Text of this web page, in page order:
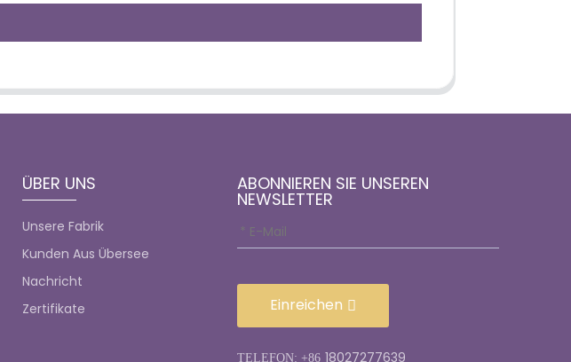
ÜBER UNS
Unsere Fabrik
Kunden Aus Übersee
Nachricht
Zertifikate
ABONNIEREN SIE UNSEREN
NEWSLETTER
Einreichen
TELEFON: +86 18027277639